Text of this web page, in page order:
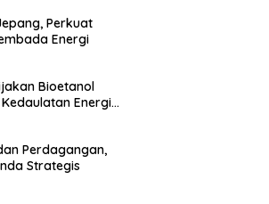
Perkuat
Energi
Bioetanol
Energi
Perdagangan,
Strategis